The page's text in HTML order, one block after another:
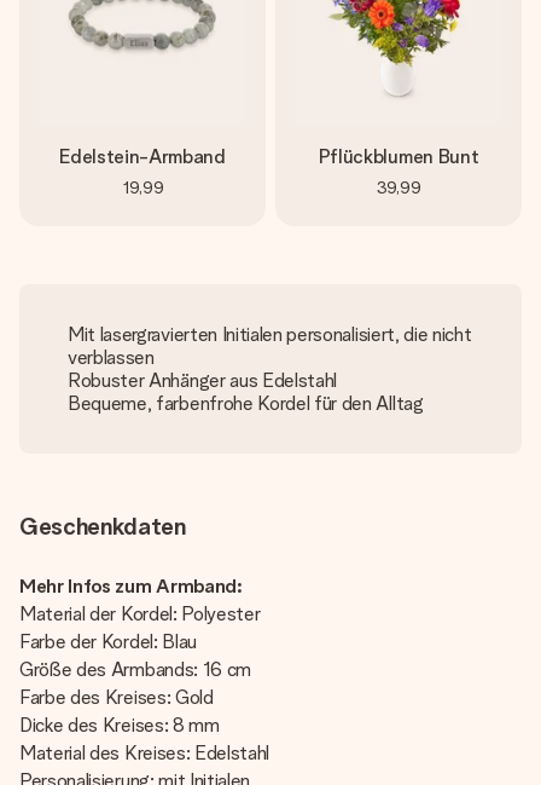
Edelstein-Armband
19,99
Pflückblumen Bunt
39,99
Mit lasergravierten Initialen personalisiert, die nicht
verblassen
Robuster Anhänger aus Edelstahl
Bequeme, farbenfrohe Kordel für den Alltag
Geschenkdaten
Mehr Infos zum Armband:
Material der Kordel: Polyester
Farbe der Kordel: Blau
Größe des Armbands: 16 cm
Farbe des Kreises: Gold
Dicke des Kreises: 8 mm
Material des Kreises: Edelstahl